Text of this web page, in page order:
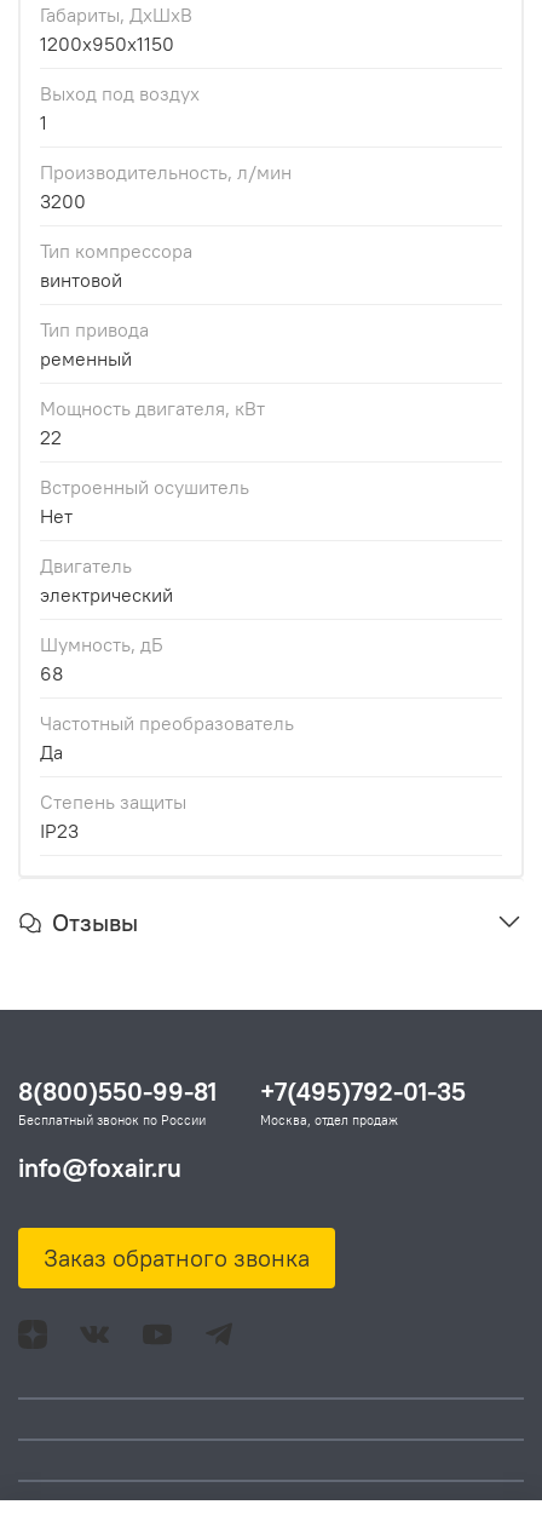
Габариты, ДхШхВ
1200x950x1150
Выход под воздух
1
Производительность, л/мин
3200
Тип компрессора
винтовой
Тип привода
ременный
Мощность двигателя, кВт
22
Встроенный осушитель
Нет
Двигатель
электрический
Шумность, дБ
68
Частотный преобразователь
Да
Степень защиты
IP23
Отзывы
Адрес: Москва, ул.
8(800)550-99-81
Бесплатный звонок по России
+7(495)792-01-35
Москва, отдел продаж
info@foxair.ru
Заказ обратного звонка